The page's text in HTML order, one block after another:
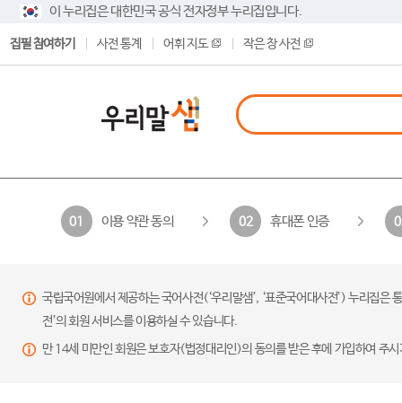
이 누리집은 대한민국 공식 전자정부 누리집입니다.
집필 참여하기 사전 통계 어휘 지도 작은 창 사전
01 이용 약관 동의 02 휴대폰 인증
국립국어원에서 제공하는 국어사전(‘우리말샘’, ‘표준국어대사전’) 누리집
전’의 회원 서비스를 이용하실 수 있습니다.
만 14세 미만인 회원은 보호자(법정대리인)의 동의를 받은 후에 가입하여 주